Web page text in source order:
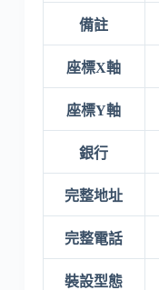
備註
座標X軸
座標Y軸
銀行
完整地址
完整電話
裝設型態